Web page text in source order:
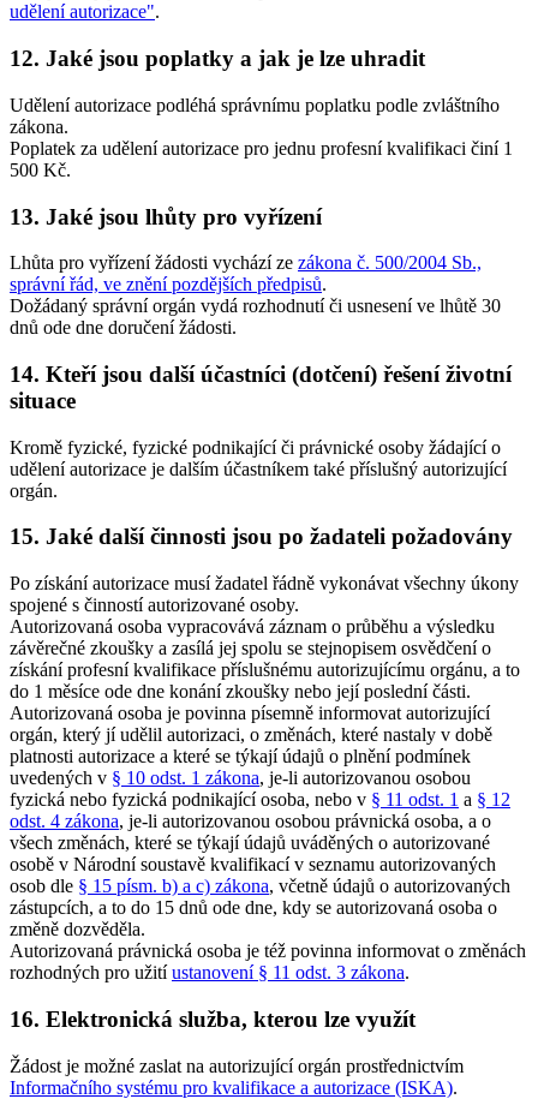
udělení autorizace".
12. Jaké jsou poplatky a jak je lze uhradit
Udělení autorizace podléhá správnímu poplatku podle zvláštního
zákona.
Poplatek za udělení autorizace pro jednu profesní kvalifikaci činí 1
500 Kč.
13. Jaké jsou lhůty pro vyřízení
Lhůta pro vyřízení žádosti vychází ze zákona č. 500/2004 Sb.,
správní řád, ve znění pozdějších předpisů.
Dožádaný správní orgán vydá rozhodnutí či usnesení ve lhůtě 30
dnů ode dne doručení žádosti.
14. Kteří jsou další účastníci (dotčení) řešení životní
situace
Kromě fyzické, fyzické podnikající či právnické osoby žádající o
udělení autorizace je dalším účastníkem také příslušný autorizující
orgán.
15. Jaké další činnosti jsou po žadateli požadovány
Po získání autorizace musí žadatel řádně vykonávat všechny úkony
spojené s činností autorizované osoby.
Autorizovaná osoba vypracovává záznam o průběhu a výsledku
závěrečné zkoušky a zasílá jej spolu se stejnopisem osvědčení o
získání profesní kvalifikace příslušnému autorizujícímu orgánu, a to
do 1 měsíce ode dne konání zkoušky nebo její poslední části.
Autorizovaná osoba je povinna písemně informovat autorizující
orgán, který jí udělil autorizaci, o změnách, které nastaly v době
platnosti autorizace a které se týkají údajů o plnění podmínek
uvedených v § 10 odst. 1 zákona, je-li autorizovanou osobou
fyzická nebo fyzická podnikající osoba, nebo v § 11 odst. 1 a § 12
odst. 4 zákona, je-li autorizovanou osobou právnická osoba, a o
všech změnách, které se týkají údajů uváděných o autorizované
osobě v Národní soustavě kvalifikací v seznamu autorizovaných
osob dle § 15 písm. b) a c) zákona, včetně údajů o autorizovaných
zástupcích, a to do 15 dnů ode dne, kdy se autorizovaná osoba o
změně dozvěděla.
Autorizovaná právnická osoba je též povinna informovat o změnách
rozhodných pro užitíustanovení § 11 odst. 3 zákona.
16. Elektronická služba, kterou lze využít
Žádost je možné zaslat na autorizující orgán prostřednictvím
Informačního systému pro kvalifikace a autorizace (ISKA).